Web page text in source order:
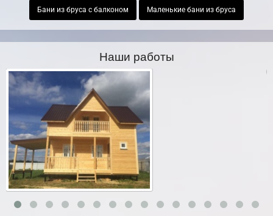
Бани из бруса с балконом Маленькие бани из бруса
Наши работы